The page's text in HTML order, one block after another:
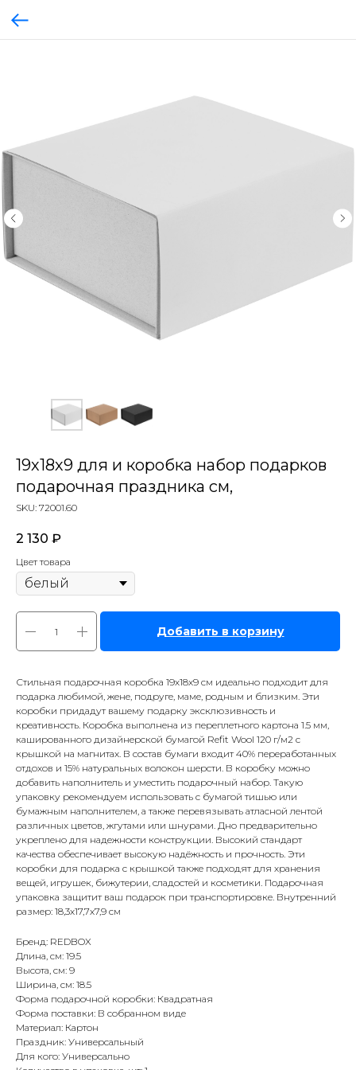
19х18х9 для и коробка набор подарков
подарочная праздника см,
SKU: 72001.60
2 130 ₽
Цвет товара
Добавить в корзину
Стильная подарочная коробка 19х18х9 см идеально подходит для
подарка любимой, жене, подруге, маме, родным и близким. Эти
коробки придадут вашему подарку эксклюзивность и
креативность. Коробка выполнена из переплетного картона 1.5 мм,
кашированного дизайнерской бумагой Refit Wool 120 г/м2 с
крышкой на магнитах. В состав бумаги входит 40% переработанных
отдохов и 15% натуральных волокон шерсти. В коробку можно
добавить наполнитель и уместить подарочный набор. Такую
упаковку рекомендуем использовать с бумагой тишью или
бумажным наполнителем, а также перевязывать атласной лентой
различных цветов, жгутами или шнурами. Дно предварительно
укреплено для надежности конструкции. Высокий стандарт
качества обеспечивает высокую надёжность и прочность. Эти
коробки для подарка с крышкой также подходят для хранения
вещей, игрушек, бижутерии, сладостей и косметики. Подарочная
упаковка защитит ваш подарок при транспортировке. Внутренний
размер: 18,3х17,7х7,9 см
Бренд: REDBOX
Длина, см: 19.5
Высота, см: 9
Ширина, см: 18.5
Форма подарочной коробки: Квадратная
Форма поставки: В собранном виде
Материал: Картон
Праздник: Универсальный
Для кого: Универсально